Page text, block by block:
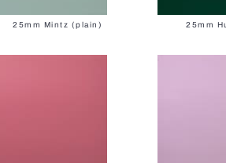
25mm Mintz (plain) 25mm